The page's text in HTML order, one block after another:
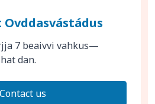
7 beaivvi vahkus—
dan.
Contact us